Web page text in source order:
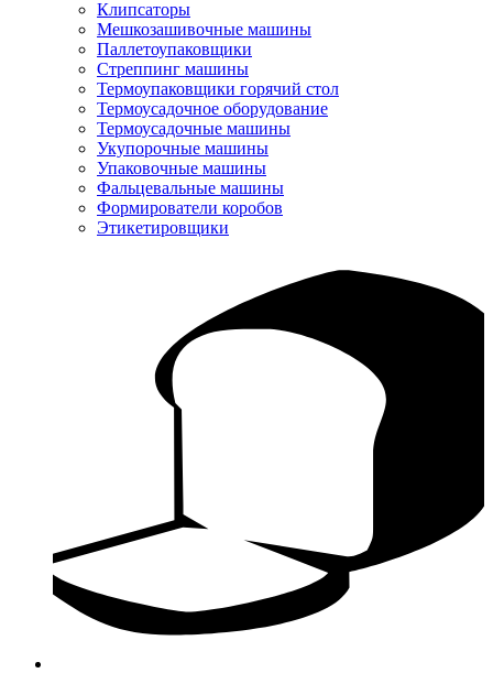
Клипсаторы
Мешкозашивочные машины
Паллетоупаковщики
Стреппинг машины
Термоупаковщики горячий стол
Термоусадочное оборудование
Термоусадочные машины
Укупорочные машины
Упаковочные машины
Фальцевальные машины
Формирователи коробов
Этикетировщики